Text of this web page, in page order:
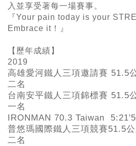
入並享受著每一場賽事。
『Your pain today is your
Embrace it！』
【歷年成績】
2019
高雄愛河鐵人三項邀請賽
二名
台南安平鐵人三項錦標賽
一名
IRONMAN 70.3 Taiwan
普悠瑪國際鐵人三項競賽51.5
二名